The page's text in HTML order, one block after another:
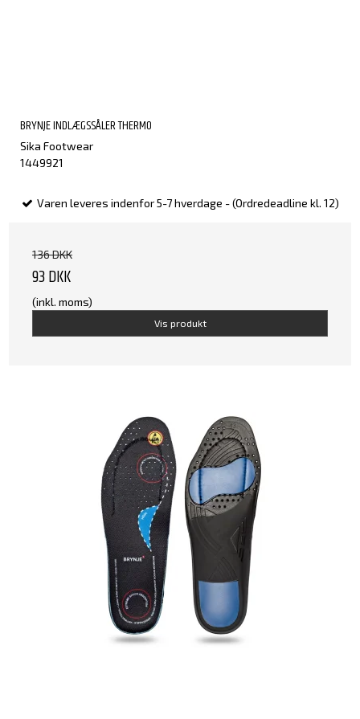
BRYNJE INDLÆGSSÅLER THERMO
Sika Footwear
1449921
Varen leveres indenfor 5-7 hverdage - (Ordredeadline kl. 12)
136 DKK
93 DKK
(inkl. moms)
Vis produkt